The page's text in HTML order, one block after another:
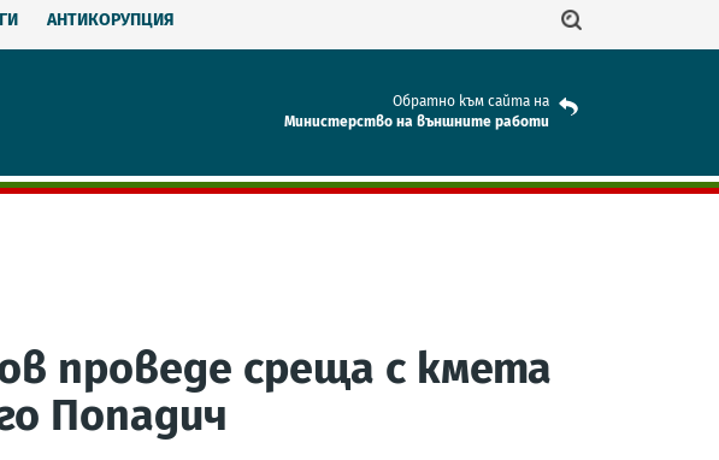
АНТИКОРУПЦИЯ
Обратно към сайта на
Mинистерство на външните работи
проведе среща с кмета
Попадич